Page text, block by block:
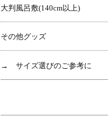
大判風呂敷(140cm以上)
その他グッズ
→ サイズ選びのご参考に